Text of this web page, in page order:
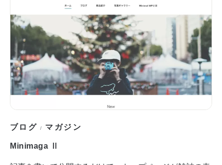
ブログ / マガジン
Minimaga Ⅱ